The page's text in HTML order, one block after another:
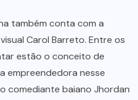
também conta com a
Carol Barreto. Entre os
estão o conceito de
empreendedora nesse
comediante baiano Jhordan